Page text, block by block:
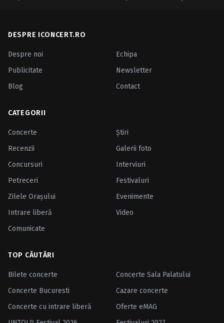
DESPRE ICONCERT.RO
Despre noi
Echipa
Publicitate
Newsletter
Blog
Contact
CATEGORII
Concerte
Ştiri
Recenzii
Galerii foto
Concursuri
Interviuri
Petreceri
Festivaluri
Zilele Oraşului
Evenimente
Intrare liberă
Video
Comunicate
TOP CĂUTĂRI
Bilete concerte
Concerte Sala Palatului
Concerte Bucuresti
Cazare concerte
Concerte cu intrare liberă
Oferte eMAG